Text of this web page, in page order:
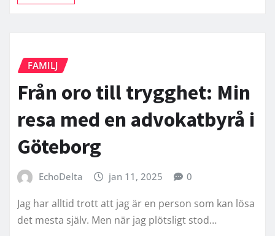
FAMILJ
Från oro till trygghet: Min
resa med en advokatbyrå i
Göteborg
EchoDelta jan 11, 2025 0
Jag har alltid trott att jag är en person som kan lösa
det mesta själv. Men när jag plötsligt stod…